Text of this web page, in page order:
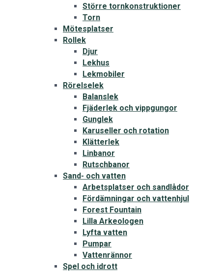
Större tornkonstruktioner
Torn
Mötesplatser
Rollek
Djur
Lekhus
Lekmobiler
Rörelselek
Balanslek
Fjäderlek och vippgungor
Gunglek
Karuseller och rotation
Klätterlek
Linbanor
Rutschbanor
Sand- och vatten
Arbetsplatser och sandlådor
Fördämningar och vattenhjul
Forest Fountain
Lilla Arkeologen
Lyfta vatten
Pumpar
Vattenrännor
Spel och idrott